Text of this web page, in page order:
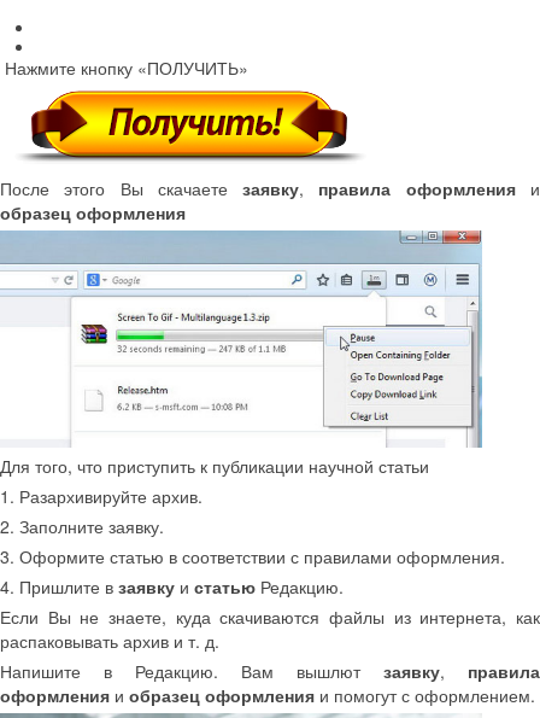
Нажмите кнопку «ПОЛУЧИТЬ»
После этого Вы скачаетезаявку, правила оформленияи
образец оформления
Для того, что приступить к публикации научной статьи
1. Разархивируйте архив.
2. Заполните заявку.
3. Оформите статью в соответствии с правилами оформления.
4. Пришлите в заявку и статью Редакцию.
Если Вы не знаете, куда скачиваются файлы из интернета, как
распаковывать архив и т. д.
Напишите в Редакцию. Вам вышлют заявку, правила
оформления и образец оформления и помогут с оформлением.